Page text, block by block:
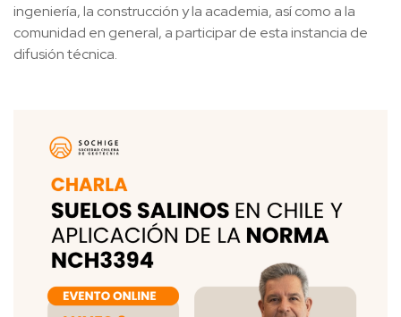
ingeniería, la construcción y la academia, así como a la
comunidad en general, a participar de esta instancia de
difusión técnica.